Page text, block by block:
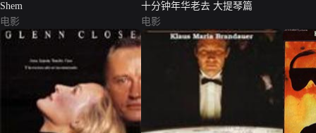
Shem
电影
十分钟年华老去 大提琴篇
电影